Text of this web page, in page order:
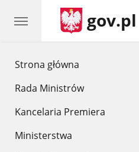
Strona główna
Rada Ministrów
Kancelaria Premiera
Ministerstwa
gov.pl